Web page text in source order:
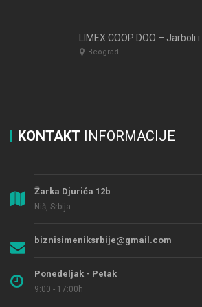
LIMEX COOP DOO – Jarboli
Beograd
KONTAKT INFORMACIJE
Žarka Djurića 12b
Niš, Srbija
biznisimeniksrbije@gmail.com
Ponedeljak - Petak
9:00 - 17:00h